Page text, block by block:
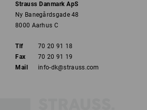
Strauss Danmark ApS
Ny Banegårdsgade 48
8000 Aarhus C
Tlf
70 20 91 18
Fax
70 20 91 19
Mail
info-dk@strauss.com